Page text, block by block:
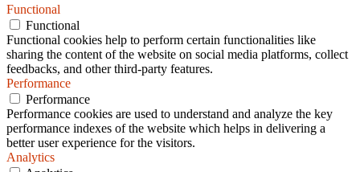
Functional
Functional
Functional cookies help to perform certain functionalities like
sharing the content of the website on social media platforms, collect
feedbacks, and other third-party features.
Performance
Performance
Performance cookies are used to understand and analyze the key
performance indexes of the website which helps in delivering a
better user experience for the visitors.
Analytics